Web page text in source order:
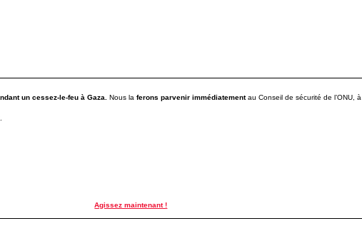
un cessez-le-feu à Gaza.Nous laferons parvenir immédiatementau Conseil de sécurité de l’ONU,
Agissez maintenant !